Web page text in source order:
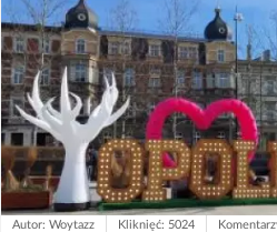
Autor: Woytazz Kliknięć: 5024